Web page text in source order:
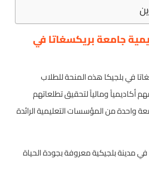
جامعة بريكسغاتا في
في بلجيكا هذه المنحة للطلاب
أكاديمياً ومالياً لتحقيق تطلعاتهم
واحدة من المؤسسات التعليمية الرائدة
مدينة بلجيكية معروفة بجودة الحياة